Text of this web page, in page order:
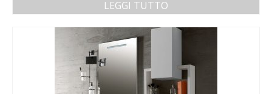
LEGGI TUTTO